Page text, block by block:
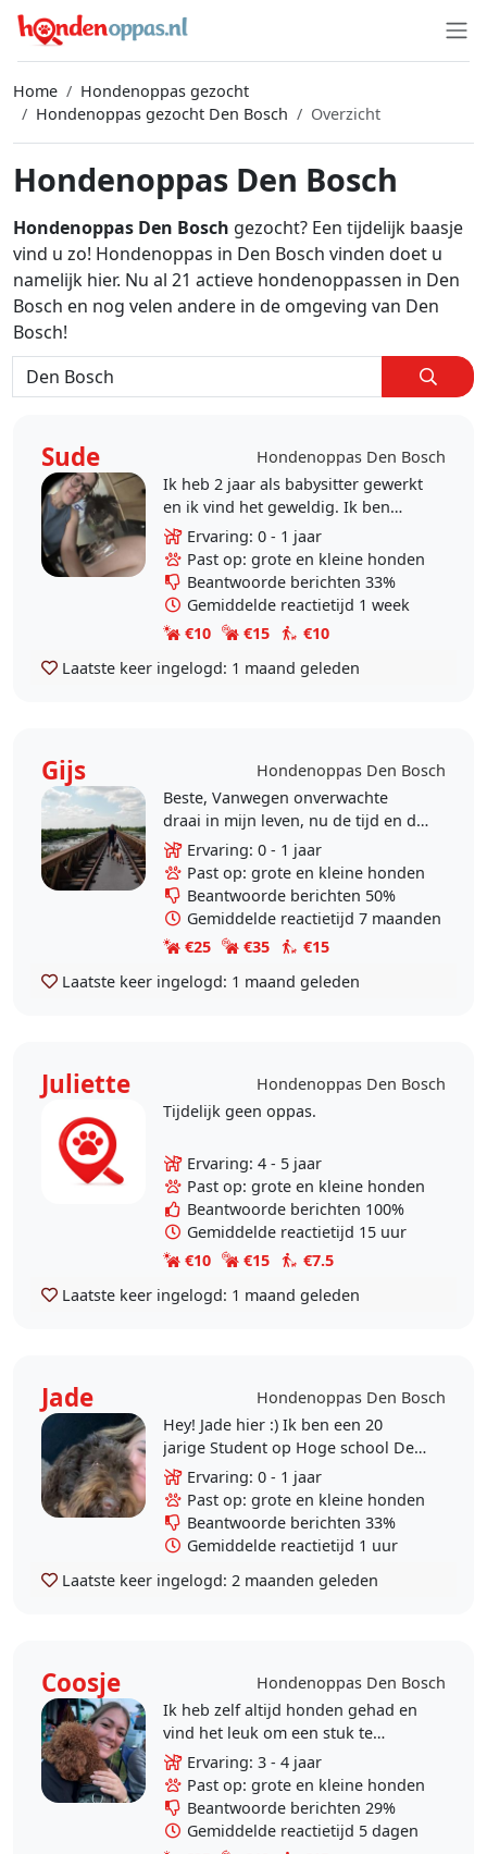
Home
Hondenoppas gezocht
Hondenoppas gezocht Den Bosch
Overzicht
Hondenoppas Den Bosch
Hondenoppas Den Bosch gezocht? Een tijdelijk baasje
vind u zo! Hondenoppas in Den Bosch vinden doet u
namelijk hier. Nu al 21 actieve hondenoppassen in Den
Bosch en nog velen andere in de omgeving van Den
Bosch!
Sude
Hondenoppas Den Bosch
Ik heb 2 jaar als babysitter gewerkt
en ik vind het geweldig. Ik ben
gestopt omdat ik naar de
universiteit ging. En ik heb zelf een
jaar geleden een..
Ervaring: 0 - 1 jaar
Past op: grote en kleine honden
Beantwoorde berichten 33%
Gemiddelde reactietijd 1 week
€10
€15
€10
Laatste keer ingelogd: 1 maand geleden
Gijs
Hondenoppas Den Bosch
Beste, Vanwegen onverwachte
draai in mijn leven, nu de tijd en de
ruimte om veel de natuur in te
trekken. Liefste met hond
natuurlijk:) en wie..
Ervaring: 0 - 1 jaar
Past op: grote en kleine honden
Beantwoorde berichten 50%
Gemiddelde reactietijd 7 maanden
€25
€35
€15
Laatste keer ingelogd: 1 maand geleden
Juliette
Hondenoppas Den Bosch
Tijdelijk geen oppas.
Ervaring: 4 - 5 jaar
Past op: grote en kleine honden
Beantwoorde berichten 100%
Gemiddelde reactietijd 15 uur
€10
€15
€7.5
Laatste keer ingelogd: 1 maand geleden
Jade
Hondenoppas Den Bosch
Hey! Jade hier :) Ik ben een 20
jarige Student op Hoge school Den
Bosch. Omdat ik veel vrije tijd naast
mijn studie heb, en altijd al een
groot hart..
Ervaring: 0 - 1 jaar
Past op: grote en kleine honden
Beantwoorde berichten 33%
Gemiddelde reactietijd 1 uur
Laatste keer ingelogd: 2 maanden geleden
Coosje
Hondenoppas Den Bosch
Ik heb zelf altijd honden gehad en
vind het leuk om een stuk te
wandelen! Ik heb momenteel een
tussenjaar en nu dus genoeg tijd
om dit te doen.
Ervaring: 3 - 4 jaar
Past op: grote en kleine honden
Beantwoorde berichten 29%
Gemiddelde reactietijd 5 dagen